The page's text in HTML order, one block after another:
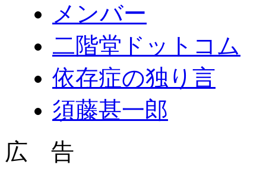
メンバー
二階堂ドットコム
依存症の独り言
須藤甚一郎
広 告